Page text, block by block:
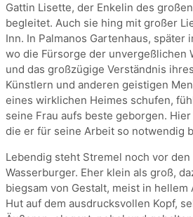
Gattin Lisette, der Enkelin des
begleitet. Auch sie hing mit großer
Inn. In Palmanos Gartenhaus, später
wo die Fürsorge der unvergeßlichen
und das großzügige Verständnis
Künstlern und anderen geistigen
eines wirklichen Heimes schufen,
seine Frau aufs beste geborgen.
die er für seine Arbeit so notwendig
Lebendig steht Stremel noch vor
Wasserburger. Eher klein als groß,
biegsam von Gestalt, meist in
Hut auf dem ausdrucksvollen Kopf,